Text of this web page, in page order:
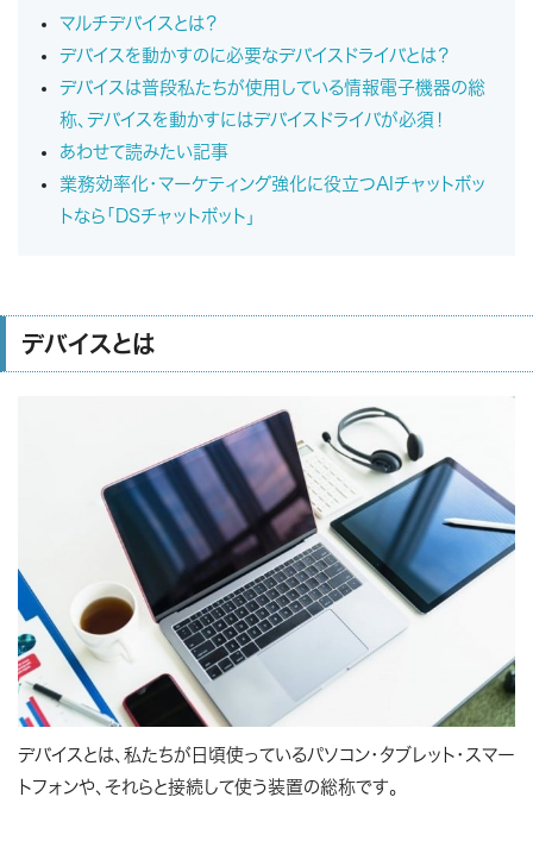
マルチデバイスとは？
デバイスを動かすのに必要なデバイスドライバとは？
デバイスは普段私たちが使用している情報電子機器の総
称、デバイスを動かすにはデバイスドライバが必須！
あわせて読みたい記事
業務効率化・マーケティング強化に役立つAIチャットボッ
トなら「DSチャットボット」
デバイスとは
デバイスとは、私たちが日頃使っているパソコン・タブレット・スマー
トフォンや、それらと接続して使う装置の総称です。